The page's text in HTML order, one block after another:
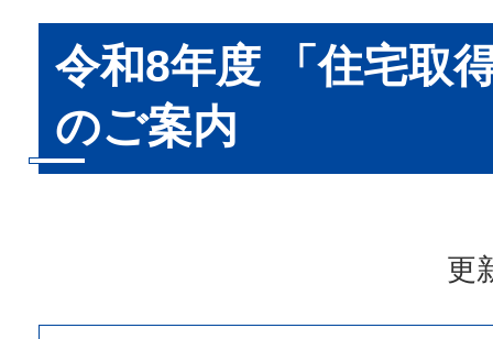
令和8年度 「住宅取
のご案内
更